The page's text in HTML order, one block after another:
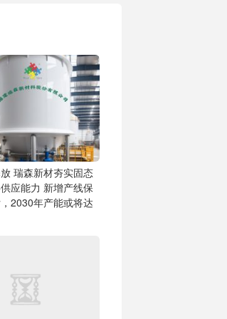
瑞森新材夯实固态
应能力 新增产线保
2030年产能或将达